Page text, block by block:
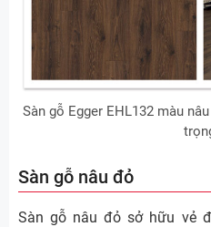
Sàn gỗ Egger EHL132 màu
Sàn gỗ nâu đỏ
Sàn gỗ nâu đỏ sở hữu vẻ